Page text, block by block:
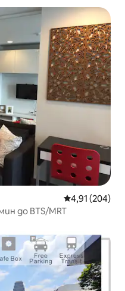
Средна
4,91 (204)
до BTS/MRT